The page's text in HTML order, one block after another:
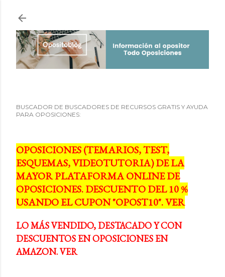
BUSCADOR DE BUSCADORES DE RECURSOS GRATIS Y AYUDA
PARA OPOSICIONES:
OPOSICIONES (TEMARIOS, TEST,
ESQUEMAS, VIDEOTUTORIA) DE LA
MAYOR PLATAFORMA ONLINE DE
OPOSICIONES. DESCUENTO DEL 10 %
USANDO EL CUPON "OPOST10". VER
LO MÁS VENDIDO, DESTACADO Y CON
DESCUENTOS EN OPOSICIONES EN
AMAZON. VER